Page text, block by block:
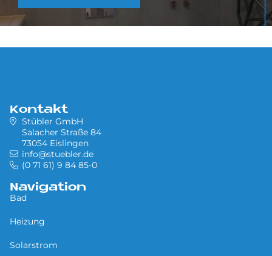
Kontakt
Stübler GmbH
Salacher Straße 84
73054 Eislingen
info@stuebler.de
(0 71 61) 9 84 85-0
Navigation
Bad
Heizung
Solarstrom